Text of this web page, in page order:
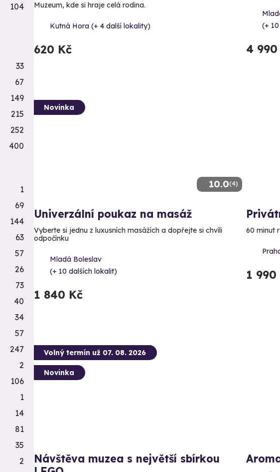
Muzeum, kde si hraje celá rodina.
Kutná Hora (+ 4 další lokality)
620 Kč
(+
4 990
10.0(4)
Novinka
Univerzální poukaz na masáž
Vyberte si jednu z luxusních masážích a dopřejte si chvíli
odpočínku
Mladá Boleslav
(+ 10 dalších lokalit)
1 840 Kč
60 minut
1 990
Volný termín už 07. 08. 2026
Novinka
Návštěva muzea s největší sbírkou
104
33
67
149
215
252
400
1
69
144
63
57
26
73
40
34
57
247
2
106
1
14
81
35
2